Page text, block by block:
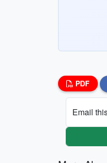
PDF
Email